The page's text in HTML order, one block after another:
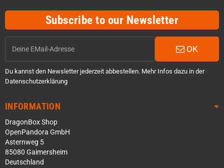
Subscribe to our Newsletter
OK
Du kannst den Newsletter jederzeit abbestellen. Mehr Infos dazu in der
Datenschutzerklärung
INFORMATION
DragonBox Shop
OpenPandora GmbH
Asternweg 5
85080 Gaimersheim
Deutschland